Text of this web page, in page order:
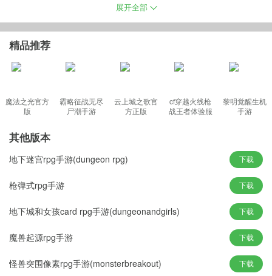
奇幻无比的上古神兽问鼎与昆仑之巅，你将利用各种开天神器来逍
修真大业，强大的伙伴系统和无限的战斗实力让你仙魔世界一战成
名！
上古莽荒游戏特色
1、实时竞技战斗，痛快操作流畅打击
2、精美国风打造，还原真实玄幻世界
4、华丽时装羽翼，自由装扮搭配外形
游戏玩法
入口：主界面左下角，骑宠-仙宠
仙宠系统包含：仙宠进阶，仙宠喂养，资质成长。
仙宠进阶可获得大量属性加成，精致的形象，装备强力装备，特定
展开全部
精品推荐
魔法之光官方
版
霸略征战无尽
尸潮手游
云上城之歌官
方正版
cf穿越火线枪
战王者体验服
黎明觉醒生机
手游
其他版本
地下迷宫rpg手游(dungeon rpg) 下载
枪弹式rpg手游 下载
地下城和女孩card rpg手游(dungeonandgirls) 下载
魔兽起源rpg手游 下载
怪兽突围像素rpg手游(monsterbreakout) 下载